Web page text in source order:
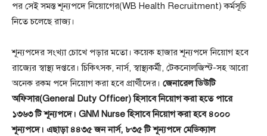
পর সেই সমস্ত শূন্যপদে নিয়োগের(WB Health Recruitment) কর্মসূচি
নিতে চলেছে রাজ্য।
শূন্যপদের সংখ্যা চোখে পড়ার মতো। কয়েক হাজার শূন্যপদে নিয়োগ হবে
রাজ্যের স্বাস্থ্য দপ্তরে। চিকিৎসক, নার্স, স্বাস্থ্যকর্মী, টেকনোলজিস্ট-সহ আরো
অনেক রকম পদে নিয়োগ করা হবে প্রার্থীদের। জেনারেল ডিউটি
অফিসার(General Duty Officer) হিসাবে নিয়োগ করা হতে পারে
১৩৬৩ টি শূন্যপদে। GNM Nurse হিসাবে নিয়োগ করা হবে ৪০০০
শূন্যপদে। এছাড়া ৪৪৩৫ জন নার্স, ৮৩৫ টি শূন্যপদে মেডিক্যাল